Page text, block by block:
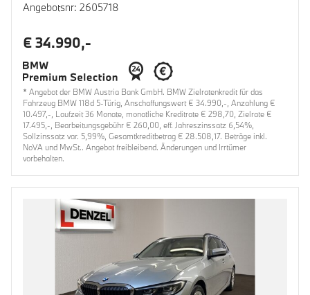
Angebotsnr: 2605718
€ 34.990,-
* Angebot der BMW Austria Bank GmbH. BMW Zielratenkredit für das
Fahrzeug BMW 118d 5-Türig, Anschaffungswert € 34.990,-, Anzahlung €
10.497,-, Laufzeit 36 Monate, monatliche Kreditrate € 298,70, Zielrate €
17.495,-, Bearbeitungsgebühr € 260,00, eff. Jahreszinssatz 6,54%,
Sollzinssatz var. 5,99%, Gesamtkreditbetrag € 28.508,17. Beträge inkl.
NoVA und MwSt.. Angebot freibleibend. Änderungen und Irrtümer
vorbehalten.